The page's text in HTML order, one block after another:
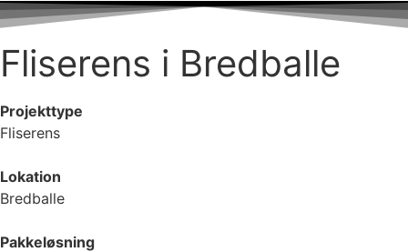
Fliserens i Bredballe
Projekttype
Fliserens
Lokation
Bredballe
Pakkeløsning